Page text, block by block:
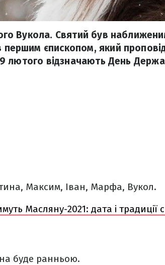
Вукола. Святий був
єпископом, який
лютого відзначають День
Максим, Іван, Марфа, Вукол.
Масляну-2021: дата і традиції
буде ранньою.